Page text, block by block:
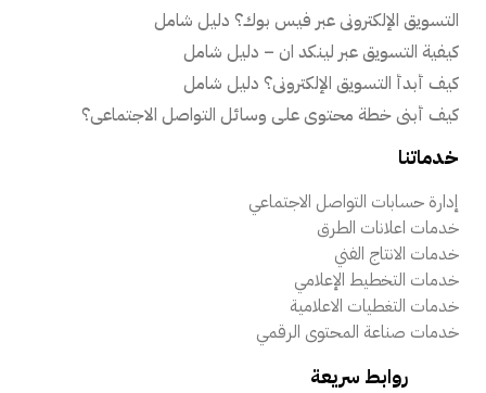
روابط سريعة
خدماتنا
إدارة حسابات التواصل الاجتماعي
خدمات اعلانات الطرق
خدمات الانتاج الفني
خدمات التخطيط الإعلامي
خدمات التغطيات الاعلامية
خدمات صناعة المحتوى الرقمي
التسويق الإلكتروني عبر فيس بوك؟ دليل شامل
كيفية التسويق عبر لينكد ان – دليل شامل
كيف أبدأ التسويق الإلكتروني؟ دليل شامل
كيف أبني خطة محتوى على وسائل التواصل الاجتماعي؟